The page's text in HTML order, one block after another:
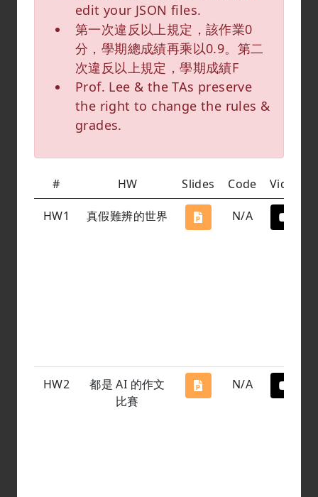
edit your JSON files.
第一次違反以上規定，該作業0
分，學期總成績再乘以0.9。第二
次違反以上規定，學期成績F
Prof. Lee & the TAs preserve
the right to change the rules &
grades.
# HW Slides Code Video
HW1 真假難辨的世界 N/A
HW2
都是 AI 的作文
比賽
N/A